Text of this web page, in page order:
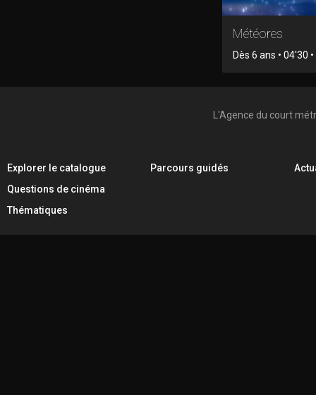
Météores
Dès 6 ans • 04'30
L'Agence du court
Explorer le catalogue
Questions de cinéma
Thématiques
Parcours guidés